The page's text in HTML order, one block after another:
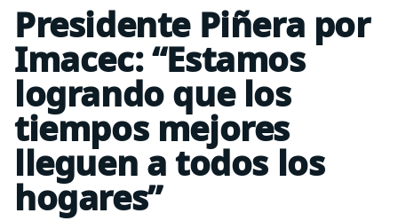
Presidente Piñera por
Imacec: “Estamos
logrando que los
tiempos mejores
lleguen a todos los
hogares”